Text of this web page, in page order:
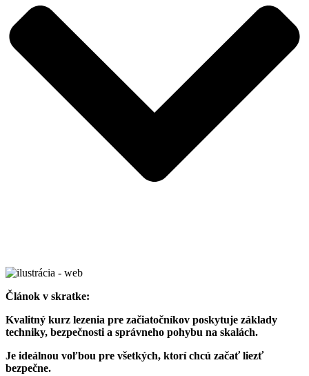
Článok v skratke:
Kvalitný kurz lezenia pre začiatočníkov poskytuje základy
techniky, bezpečnosti a správneho pohybu na skalách.
Je ideálnou voľbou pre všetkých, ktorí chcú začať liezť
bezpečne.